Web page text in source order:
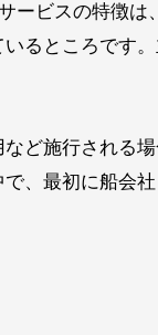
ービスの特徴は
るところです
ど施行される
、最初に船会